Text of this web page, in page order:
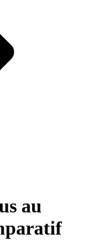
au